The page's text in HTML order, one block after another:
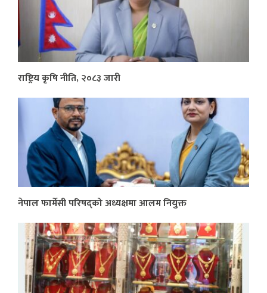
राष्ट्रिय कृषि नीति, २०८३ जारी
नेपाल फार्मेसी परिषद्को अध्यक्षमा आलम नियुक्त